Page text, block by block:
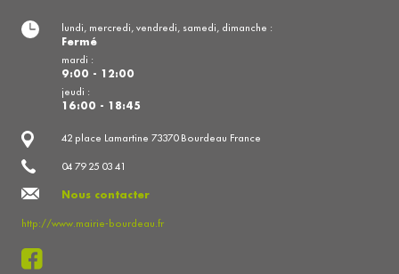
42 place Lamartine 73370 Bourdeau France
04 79 25 03 41
Nous contacter
http://www.mairie-bourdeau.fr
lundi, mercredi, vendredi, samedi, dimanche :
Fermé
mardi :
9:00 - 12:00
jeudi :
16:00 - 18:45